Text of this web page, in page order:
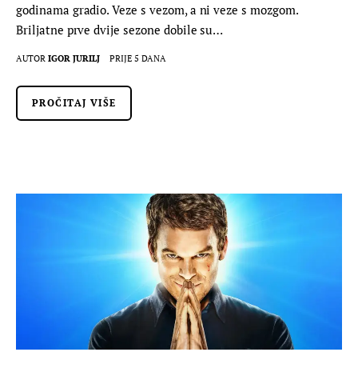
godinama gradio. Veze s vezom, a ni veze s mozgom.
Briljatne prve dvije sezone dobile su…
AUTOR IGOR JURILJ PRIJE 5 DANA
PROČITAJ VIŠE